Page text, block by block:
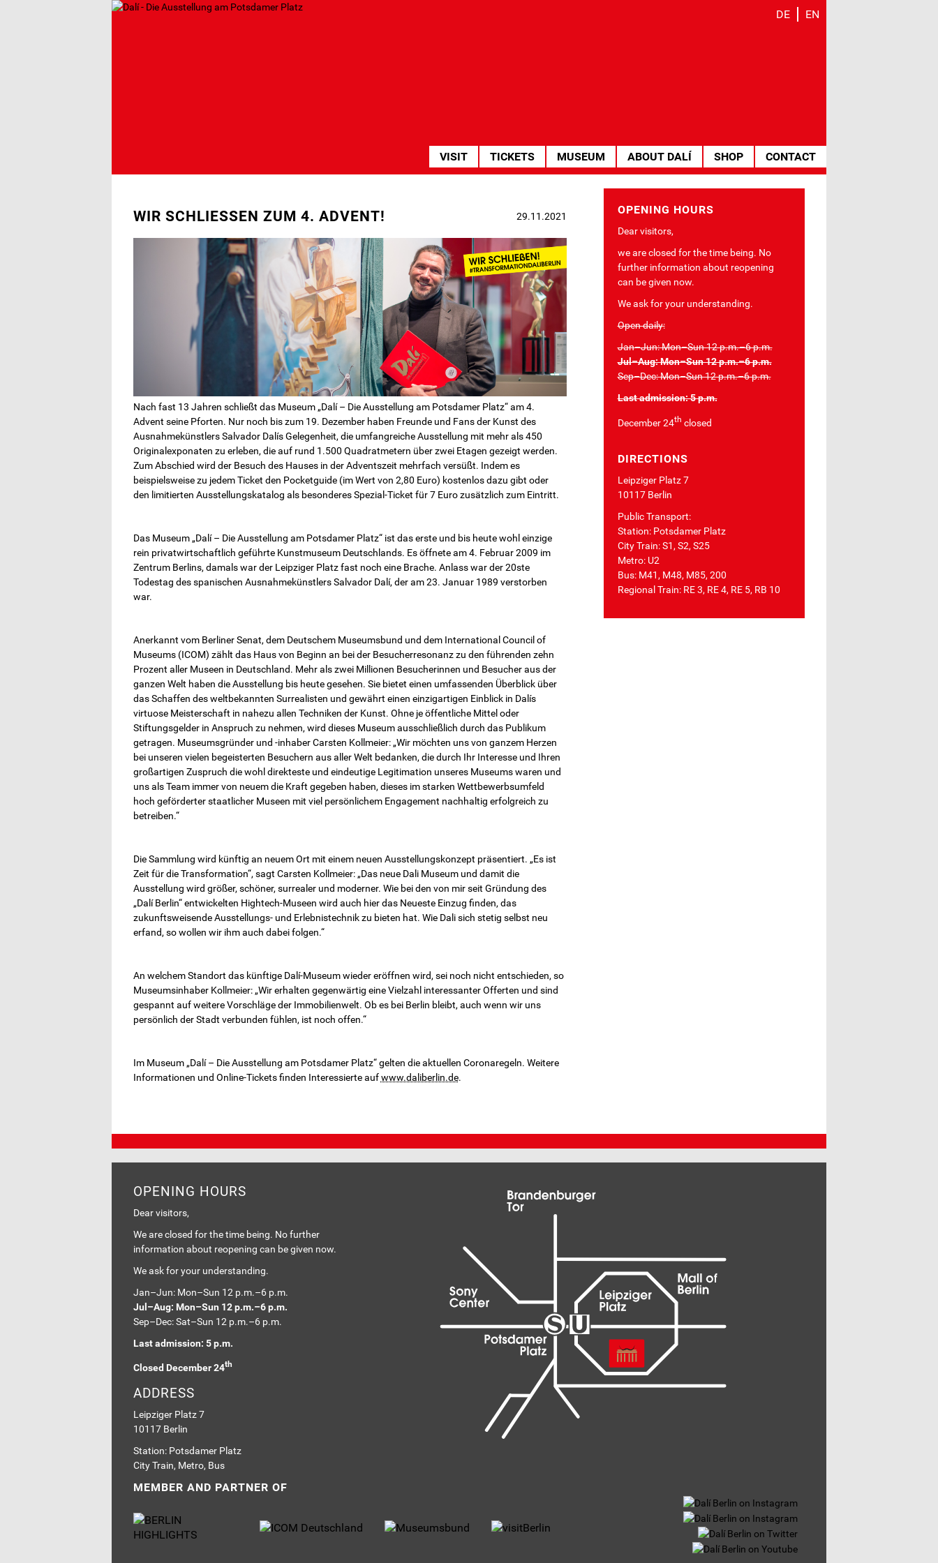
Skip
DE EN
HAUPTNAVIGATION
VISIT TICKETS MUSEUM ABOUT DALÍ SHOP CONTACT
29.11.2021
WIR SCHLIESSEN ZUM 4. ADVENT!
Nach fast 13 Jahren schließt das Museum „Dalí – Die Ausstellung am Potsdamer Platz“ am 4.
Advent seine Pforten. Nur noch bis zum 19. Dezember haben Freunde und Fans der Kunst des
Ausnahmekünstlers Salvador Dalís Gelegenheit, die umfangreiche Ausstellung mit mehr als 450
Originalexponaten zu erleben, die auf rund 1.500 Quadratmetern über zwei Etagen gezeigt werden.
Zum Abschied wird der Besuch des Hauses in der Adventszeit mehrfach versüßt. Indem es
beispielsweise zu jedem Ticket den Pocket­guide (im Wert von 2,80 Euro) kostenlos dazu gibt oder
den limitierten Ausstellungskatalog als besonderes Spezial-Ticket für 7 Euro zusätzlich zum Eintritt.
Das Museum „Dalí – Die Ausstellung am Potsdamer Platz“ ist das erste und bis heute wohl einzige
rein privatwirtschaftlich geführte Kunstmuseum Deutschlands. Es öffnete am 4. Februar 2009 im
Zentrum Berlins, damals war der Leipziger Platz fast noch eine Brache. Anlass war der 20ste
Todestag des spanischen Ausnahmekünstlers Salvador Dalí, der am 23. Januar 1989 verstorben
war.
Anerkannt vom Berliner Senat, dem Deutschem Museumsbund und dem International Council of
Museums (ICOM) zählt das Haus von Beginn an bei der Besucherresonanz zu den führen­den zehn
Prozent aller Museen in Deutschland. Mehr als zwei Millionen Besucherinnen und Besucher aus der
ganzen Welt haben die Ausstellung bis heute gesehen. Sie bietet einen umfassenden Überblick über
das Schaffen des weltbekannten Surrealisten und gewährt einen einzigartigen Einblick in Dalís
virtuose Meisterschaft in nahezu allen Techniken der Kunst. Ohne je öffentliche Mittel oder
Stiftungsgelder in Anspruch zu nehmen, wird dieses Museum aus­schließlich durch das Publikum
getragen. Museumsgründer und -inhaber Carsten Kollmeier: „Wir möchten uns von ganzem Herzen
bei unseren vielen begeisterten Besuchern aus aller Welt bedanken, die durch Ihr Interesse und Ihren
großartigen Zuspruch die wohl direkteste und eindeutige Legitimation unseres Museums waren und
uns als Team immer von neuem die Kraft gegeben haben, dieses im starken Wettbewerbsumfeld
hoch geförderter staatlicher Museen mit viel persönlichem Engagement nachhaltig erfolgreich zu
betreiben.“
Die Sammlung wird künftig an neuem Ort mit einem neuen Ausstellungskonzept präsentiert. „Es ist
Zeit für die Transformation“, sagt Carsten Kollmeier: „Das neue Dali Museum und damit die
Ausstellung wird größer, schöner, surrealer und moderner. Wie bei den von mir seit Grün­dung des
„Dalí Berlin“ entwickelten Hightech-Museen wird auch hier das Neueste Einzug finden, das
zukunftsweisende Ausstellungs- und Erlebnistechnik zu bieten hat. Wie Dali sich stetig selbst neu
erfand, so wollen wir ihm auch dabei folgen.“
An welchem Standort das künftige Dalí-Museum wieder eröffnen wird, sei noch nicht ent­schieden, so
Museumsinhaber Kollmeier: „Wir erhalten gegenwärtig eine Vielzahl interessanter Offerten und sind
gespannt auf weitere Vorschläge der Immobilienwelt. Ob es bei Berlin bleibt, auch wenn wir uns
persönlich der Stadt verbunden fühlen, ist noch offen.“
Im Museum „Dalí – Die Ausstellung am Potsdamer Platz“ gelten die aktuellen Coronaregeln. Weitere
Informationen und Online-Tickets finden Interessierte aufwww.daliberlin.de.
OPENING HOURS
Dear visitors,
we are closed for the time being. No
further information about reopening
can be given now.
We ask for your understanding.
Open daily:
Jan–Jun: Mon–Sun 12 p.m.–6 p.m.
Jul–Aug: Mon–Sun 12 p.m.–6 p.m.
Sep–Dec: Mon–Sun 12 p.m.–6 p.m.
Last admission: 5 p.m.
December 24th closed
DIRECTIONS
Leipziger Platz 7
10117 Berlin
Public Transport:
Station: Potsdamer Platz
City Train: S1, S2, S25
Metro: U2
Bus: M41, M48, M85, 200
Regional Train: RE 3, RE 4, RE 5, RB 10
OPENING HOURS
Dear visitors,
We are closed for the time being. No further
information about reopening can be given now.
We ask for your understanding.
Jan–Jun: Mon–Sun 12 p.m.–6 p.m.
Jul–Aug: Mon–Sun 12 p.m.–6 p.m.
Sep–Dec: Sat–Sun 12 p.m.–6 p.m.
Last admission: 5 p.m.
Closed December 24th
ADDRESS
Leipziger Platz 7
10117 Berlin
Station: Potsdamer Platz
City Train, Metro, Bus
MEMBER AND PARTNER OF